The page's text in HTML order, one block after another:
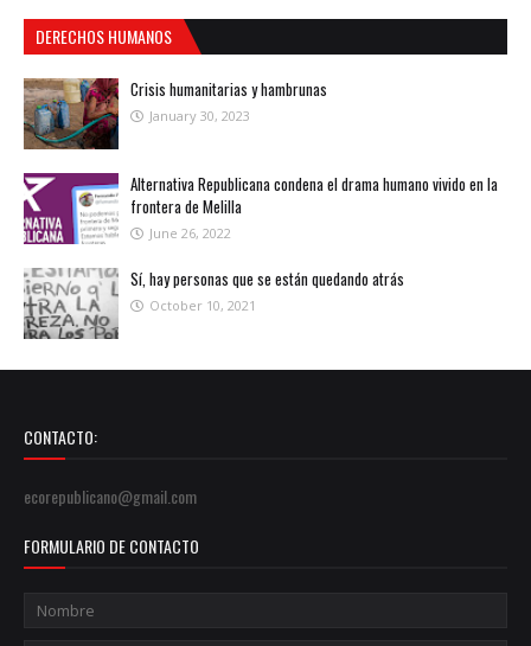
DERECHOS HUMANOS
Crisis humanitarias y hambrunas
January 30, 2023
Alternativa Republicana condena el drama humano vivido en la
frontera de Melilla
June 26, 2022
Sí, hay personas que se están quedando atrás
October 10, 2021
CONTACTO:
ecorepublicano@gmail.com
FORMULARIO DE CONTACTO